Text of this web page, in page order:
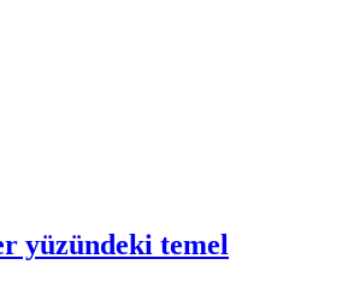
yüzündeki temel